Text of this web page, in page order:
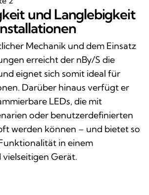
und Langlebigkeit
Mechanik und dem Einsatz
erreicht der nBy/S die
eignet sich somit ideal für
Darüber hinaus verfügt er
LEDs, die mit
oder benutzerdefinierten
werden können – und bietet so
in einem
Gerät.